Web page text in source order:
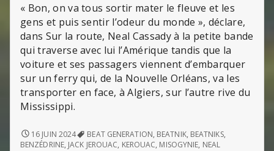
« Bon, on va tous sortir mater le fleuve et les
gens et puis sentir l’odeur du monde », déclare,
dans Sur la route, Neal Cassady à la petite bande
qui traverse avec lui l’Amérique tandis que la
voiture et ses passagers viennent d’embarquer
sur un ferry qui, de la Nouvelle Orléans, va les
transporter en face, à Algiers, sur l’autre rive du
Mississippi.
SUR
LA
16 JUIN 2024 BEAT GENERATION, BEATNIK, BEATNIKS,
BENZÉDRINE, JACK JEROUAC, KEROUAC, MISOGYNIE, NEAL